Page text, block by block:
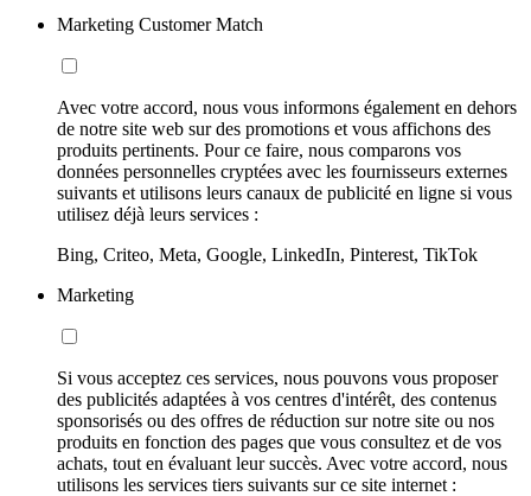
Marketing Customer Match
Avec votre accord, nous vous informons également en dehors
de notre site web sur des promotions et vous affichons des
produits pertinents. Pour ce faire, nous comparons vos
données personnelles cryptées avec les fournisseurs externes
suivants et utilisons leurs canaux de publicité en ligne si vous
utilisez déjà leurs services :
Bing, Criteo, Meta, Google, LinkedIn, Pinterest, TikTok
Marketing
Si vous acceptez ces services, nous pouvons vous proposer
des publicités adaptées à vos centres d'intérêt, des contenus
sponsorisés ou des offres de réduction sur notre site ou nos
produits en fonction des pages que vous consultez et de vos
achats, tout en évaluant leur succès. Avec votre accord, nous
utilisons les services tiers suivants sur ce site internet :